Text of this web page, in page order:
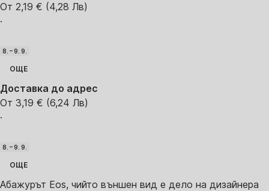
От 2,19 € (4,28 Лв)
·
8. – 9. 9.
ОЩЕ
Доставка до адрес
От 3,19 € (6,24 Лв)
·
8. – 9. 9.
ОЩЕ
Абажурът Eos, чийто външен вид е дело на дизайнера